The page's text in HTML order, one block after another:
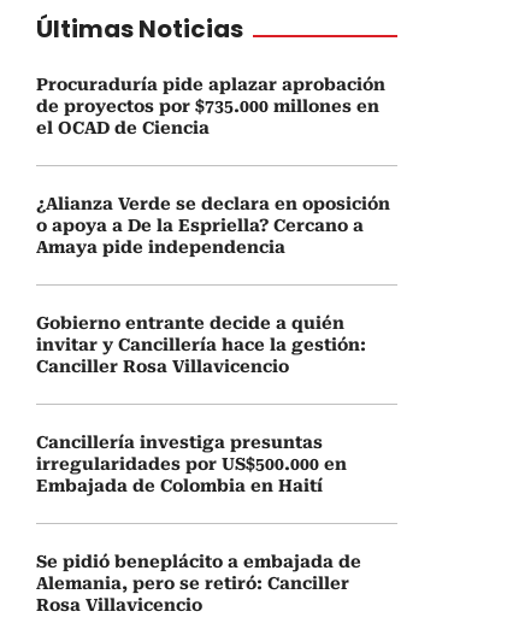
Últimas Noticias
Procuraduría pide aplazar aprobación
de proyectos por $735.000 millones en
el OCAD de Ciencia
¿Alianza Verde se declara en oposición
o apoya a De la Espriella? Cercano a
Amaya pide independencia
Gobierno entrante decide a quién
invitar y Cancillería hace la gestión:
Canciller Rosa Villavicencio
Cancillería investiga presuntas
irregularidades por US$500.000 en
Embajada de Colombia en Haití
Se pidió beneplácito a embajada de
Alemania, pero se retiró: Canciller
Rosa Villavicencio